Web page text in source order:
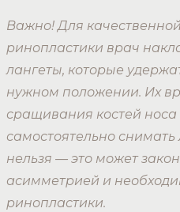
Важно! Для
ринопластики врач
лангеты, которые
нужном положении. Их
сращивания костей
самостоятельно
нельзя — это может
асимметрией и
ринопластики.